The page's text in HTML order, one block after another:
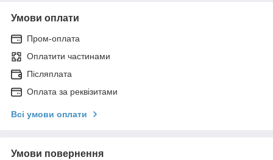
Умови оплати
Пром-оплата
Оплатити частинами
Післяплата
Оплата за реквізитами
Всі умови оплати
Умови повернення